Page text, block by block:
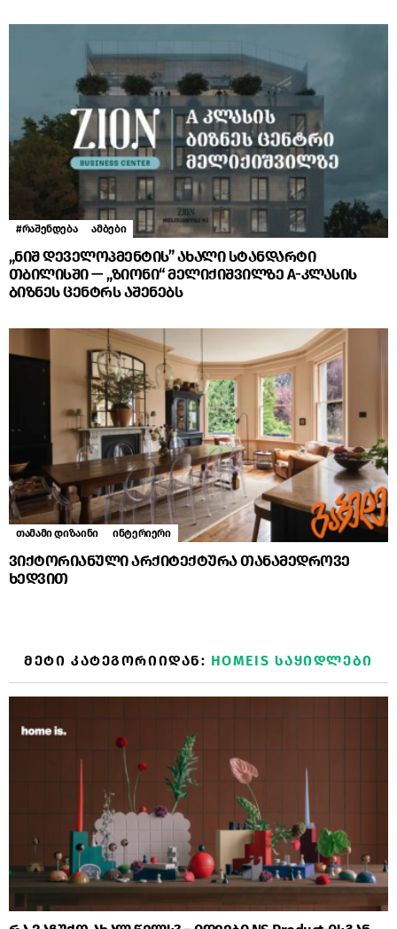
#რაშენდება ამბები
„ნიშ დეველოპმენტის” ახალი სტანდარტი
თბილისში — „ზიონი“ მელიქიშვილზე A-კლასის
ბიზნეს ცენტრს აშენებს
თამამი დიზაინი ინტერიერი
ვიქტორიანული არქიტექტურა თანამედროვე
ხედვით
ᲛᲔᲢᲘ ᲙᲐᲢᲔᲒᲝᲠᲘᲘᲓᲐᲜ: HOMEIS ᲡᲐᲧᲘᲓᲚᲔᲑᲘ